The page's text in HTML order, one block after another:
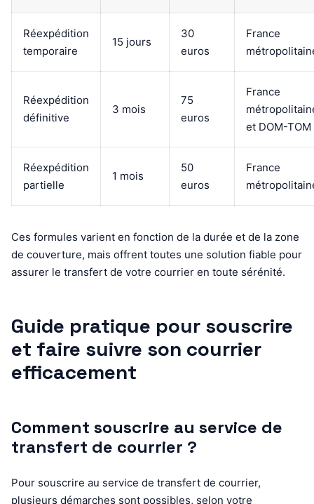
Réexpédition
temporaire
15 jours
30
euros
France
Réexpédition
définitive
3 mois
75
euros
France
et DOM-TOM
Réexpédition
partielle
1 mois
50
euros
France
Ces formules varient en fonction de la durée et de la zone
de couverture, mais offrent toutes une solution fiable pour
assurer le transfert de votre courrier en toute sérénité.
Guide pratique pour souscrire
et faire suivre son courrier
efficacement
Comment souscrire au service de
transfert de courrier ?
Pour souscrire au service de transfert de courrier,
plusieurs démarches sont possibles, selon votre